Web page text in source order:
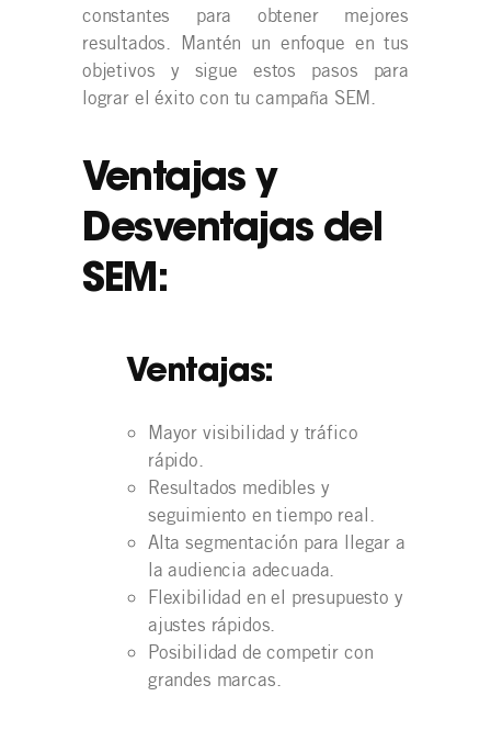
constantes para obtener mejores
resultados. Mantén un enfoque en tus
objetivos y sigue estos pasos para
lograr el éxito con tu campaña SEM.
Ventajas y
Desventajas del
SEM:
Ventajas:
Mayor visibilidad y tráfico
rápido.
Resultados medibles y
seguimiento en tiempo real.
Alta segmentación para llegar a
la audiencia adecuada.
Flexibilidad en el presupuesto y
ajustes rápidos.
Posibilidad de competir con
grandes marcas.